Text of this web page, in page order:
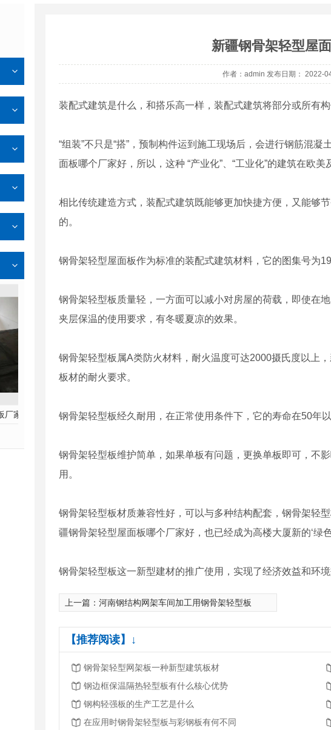
河南钢边框保温隔热轻型板厂家 河南发泡水泥复合板安装
新疆钢骨架轻型屋
作者：admin 发布日期： 2022-
装配式建筑是什么，和搭乐高一样，装配式建筑将部分或所有
“组装”不只是“搭”，预制构件运到施工现场后，会进行钢筋混
面板哪个厂家好，所以，这种 “产业化”、“工业化”的建筑在欧美
相比传统建造方式，装配式建筑既能够更加快捷方便，又能够
的。
钢骨架轻型屋面板作为标准的装配式建筑材料，它的图集号为
钢骨架轻型板质量轻，一方面可以减小对房屋的荷载，即使在
夹层保温的使用要求，有冬暖夏凉的效果。
钢骨架轻型板属A类防火材料，耐火温度可达2000摄氏度以上
板材的耐火要求。
钢骨架轻型板经久耐用，在正常使用条件下，它的寿命在50年以
钢骨架轻型板维护简单，如果单板有问题，更换单板即可，不
用。
钢骨架轻型板材质兼容性好，可以与多种结构配套，钢骨架轻
疆钢骨架轻型屋面板哪个厂家好，也已经成为高楼大厦新的‘绿色
钢骨架轻型板这一新型建材的推广使用，实现了经济效益和环境
上一篇： 河南钢结构网架车间加工用钢骨架轻型板
【推荐阅读】↓
钢骨架轻型网架板一种新型建筑板材
钢边框保温隔热轻型板有什么核心优势
钢构轻强板的生产工艺是什么
在应用时钢骨架轻型板与彩钢板有何不同